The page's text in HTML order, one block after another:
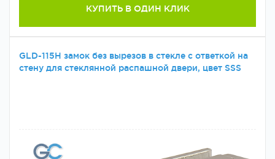
КУПИТЬ В ОДИН КЛИК
GLD-115H замок без вырезов в стекле с ответкой на
стену для стеклянной распашной двери, цвет SSS